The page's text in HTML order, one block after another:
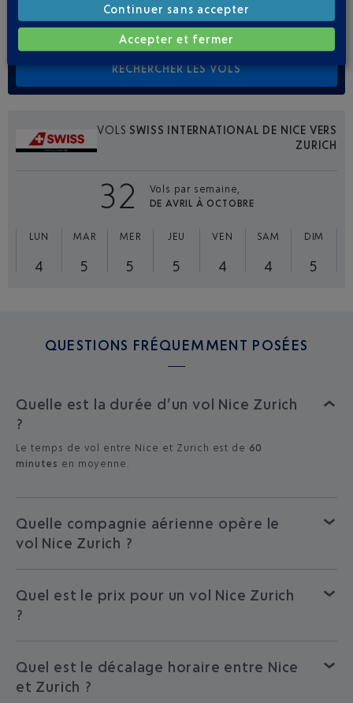
Enfant(s)
VOLS SWISS INTERNATIONAL DE NICE VERS
ZURICH
32
Vols par semaine,
DE AVRIL À OCTOBRE
LUN
4
MAR
5
MER
5
JEU
5
VEN
4
SAM
4
DIM
5
QUESTIONS FRÉQUEMMENT POSÉES
Quelle est la durée d’un vol Nice Zurich
?
Le temps de vol entre Nice et Zurich est de 60
minutes en moyenne.
Quelle compagnie aérienne opère le
vol Nice Zurich ?
Quel est le prix pour un vol Nice Zurich
?
Quel est le décalage horaire entre Nice
et Zurich ?
Continuer sans accepter
Accepter et fermer